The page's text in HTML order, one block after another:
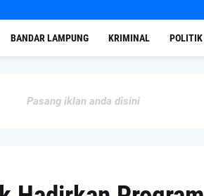
BANDAR LAMPUNG KRIMINAL POLITIK
Pasang iklan anda disini